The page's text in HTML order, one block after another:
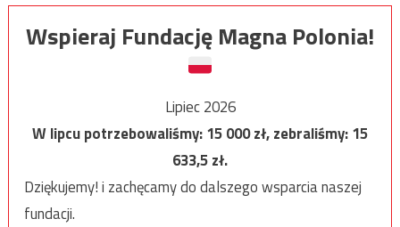
Wspieraj Fundację Magna Polonia!
Lipiec 2026
W lipcu potrzebowaliśmy:15 000zł, zebraliśmy:15
633,5zł.
Dziękujemy! i zachęcamy do dalszego wsparcia naszej
fundacji.